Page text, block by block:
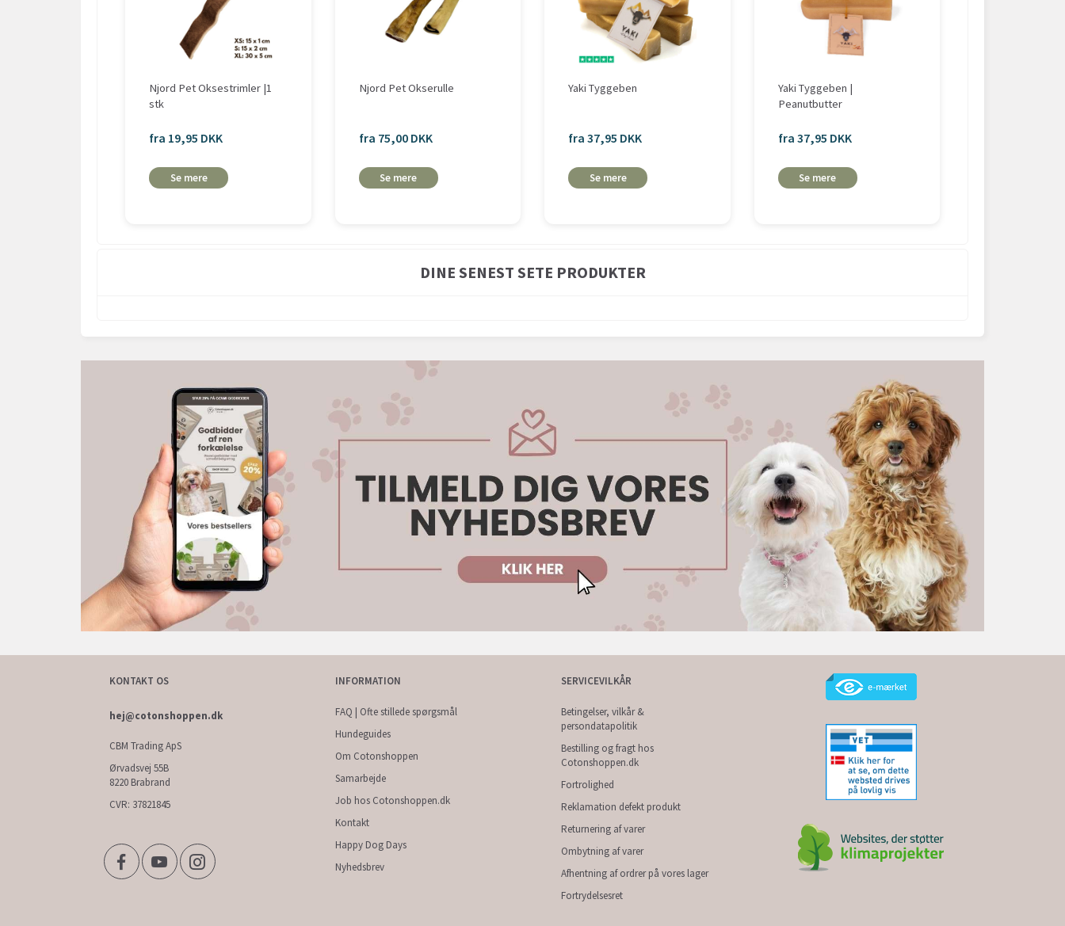
Njord Pet Oksestrimler |1
stk
fra 19,95 DKK
Se mere
Njord Pet Okserulle
fra 75,00 DKK
Se mere
Yaki Tyggeben
fra 37,95 DKK
Se mere
Yaki Tyggeben |
Peanutbutter
fra 37,95 DKK
Se mere
DINE SENEST SETE PRODUKTER
KONTAKT OS
hej@cotonshoppen.dk
CBM Trading ApS
Ørvadsvej 55B
8220 Brabrand
CVR: 37821845
INFORMATION
FAQ | Ofte stillede spørgsmål
Hundeguides
Om Cotonshoppen
Samarbejde
Job hos Cotonshoppen.dk
Kontakt
Happy Dog Days
Nyhedsbrev
SERVICEVILKÅR
Betingelser, vilkår &
persondatapolitik
Bestilling og fragt hos
Cotonshoppen.dk
Fortrolighed
Reklamation defekt produkt
Returnering af varer
Ombytning af varer
Afhentning af ordrer på vores lager
Fortrydelsesret